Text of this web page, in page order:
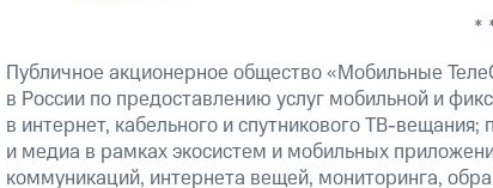
*
Публичное акционерное общество «Мобильные
в России по предоставлению услуг мобильной и
в интернет, кабельного и спутникового ТВ-
и медиа в рамках экосистем и мобильных
коммуникаций, интернета вещей, мониторинга,